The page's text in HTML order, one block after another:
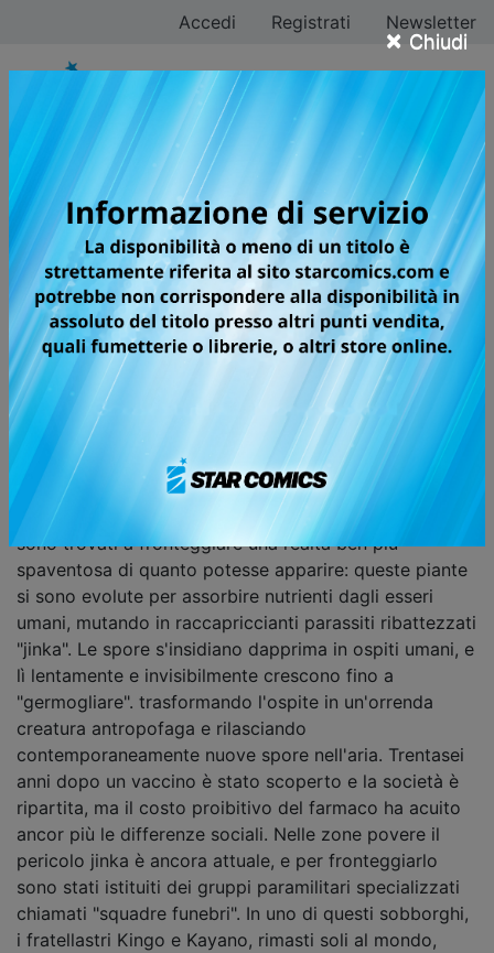
× Chiudi
Accedi Registrati Newsletter
WILD STRAWBERRY
HORROR, FANTASCIENZA,
COMBATTIMENTI E DISEGNI
ASSOLUTAMENTE SPETTACOLARI
IN UNA DELLE OPERE PIÙ
TRAVOLGENTI, VIBRANTI E
D'IMPATTO ATTUALMENTE
SERIALIZZATE SU SHONEN JUMP+!
In un giorno di aprile Tokyo viene misteriosamente
avvolta dalle piante. Dopo accese discussioni su quale
possa esserne la causa, gli abitanti ella metropoli si
sono trovati a fronteggiare una realtà ben più
spaventosa di quanto potesse apparire: queste piante
si sono evolute per assorbire nutrienti dagli esseri
umani, mutando in raccapriccianti parassiti ribattezzati
"jinka". Le spore s'insidiano dapprima in ospiti umani, e
lì lentamente e invisibilmente crescono fino a
"germogliare". trasformando l'ospite in un'orrenda
creatura antropofaga e rilasciando
contemporaneamente nuove spore nell'aria. Trentasei
anni dopo un vaccino è stato scoperto e la società è
ripartita, ma il costo proibitivo del farmaco ha acuito
ancor più le differenze sociali. Nelle zone povere il
pericolo jinka è ancora attuale, e per fronteggiarlo
sono stati istituiti dei gruppi paramilitari specializzati
chiamati "squadre funebri". In uno di questi sobborghi,
i fratellastri Kingo e Kayano, rimasti soli al mondo,